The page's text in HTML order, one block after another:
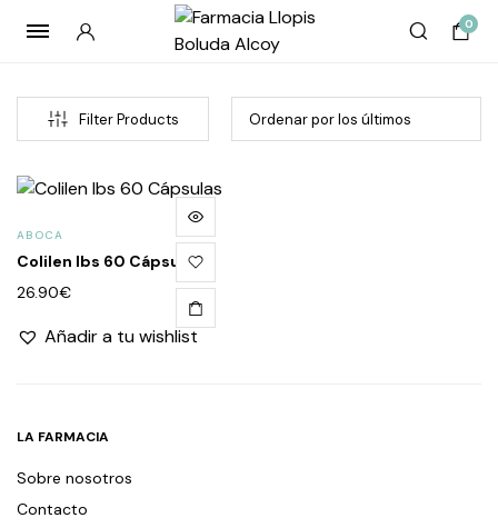
0
Filter Products
ABOCA
Colilen Ibs 60 Cápsulas
26.90€
Añadir a tu wishlist
LA FARMACIA
Sobre nosotros
Contacto